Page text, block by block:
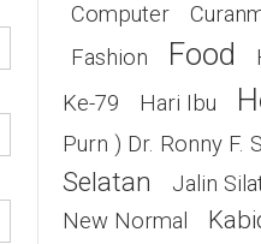
Computer
Fashion Food
Ke-79
Hari Ibu
Purn ) Dr. Ronny F.
Selatan
Jalin
New Normal